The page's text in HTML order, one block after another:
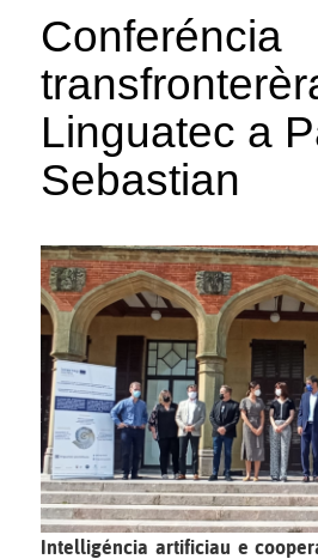
Conferéncia
Linguatec a
Sebastian
Intelligéncia artificiau e